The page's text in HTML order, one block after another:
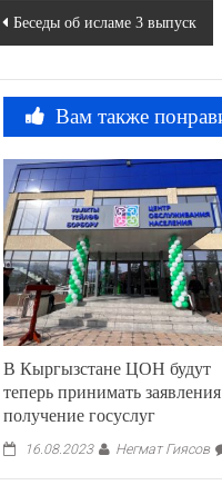
Навигация
записям
Беседы об исламе 3 выпуск
Вам также
В Кыргызстане ЦОН будут
теперь принимать
получение госуслуг
16.08.2023 Негмат Гиясов